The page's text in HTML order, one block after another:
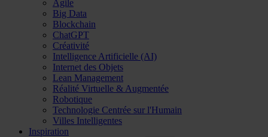
Agile
Big Data
Blockchain
ChatGPT
Créativité
Intelligence Artificielle (AI)
Internet des Objets
Lean Management
Réalité Virtuelle & Augmentée
Robotique
Technologie Centrée sur l'Humain
Villes Intelligentes
Inspiration